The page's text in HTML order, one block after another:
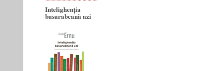
Intelighenția
basarabeană azi